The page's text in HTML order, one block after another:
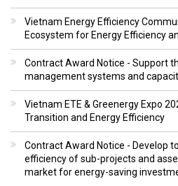
Vietnam Energy Efficiency
Ecosystem for Energy Efficiency
Contract Award Notice - Support
management systems and
Vietnam ETE & Greenergy Expo
Transition and Energy Efficiency
Contract Award Notice - Develop
efficiency of sub-projects and
market for energy-saving